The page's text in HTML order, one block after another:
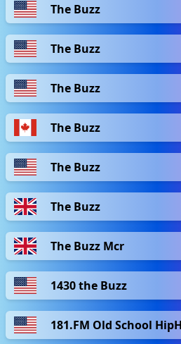
The Buzz
The Buzz
The Buzz
The Buzz
The Buzz
The Buzz
The Buzz Mcr
1430 the Buzz
181.FM Old School